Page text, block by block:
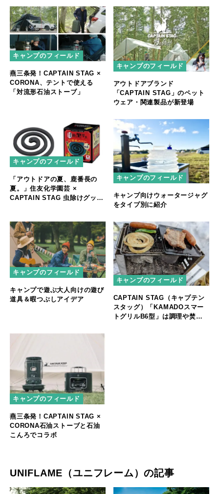
キャンプのフィールド
燕三条発！CAPTAIN STAG ×
CORONA、テントで使える
「対流形石油ストーブ」
キャンプのフィールド
アウトドアブランド
「CAPTAIN STAG」のペット
ウェア・関連製品が新登場
キャンプのフィールド
「アウトドアの夏、鹿番長の
夏。」住友化学園芸 ×
CAPTAIN STAG 虫除けグッズ
キャンプのフィールド
キャンプ向けウォータージャグ
をタイプ別に紹介
キャンプのフィールド
キャンプで遊ぶ大人向けの遊び
道具＆暇つぶしアイデア
キャンプのフィールド
CAPTAIN STAG（キャプテン
スタッグ）「KAMADOスマー
トグリルB6型」は調理や焚火
キャンプのフィールド
燕三条発！CAPTAIN STAG ×
CORONA石油ストーブと石油
こんろでコラボ
UNIFLAME（ユニフレーム）の記事